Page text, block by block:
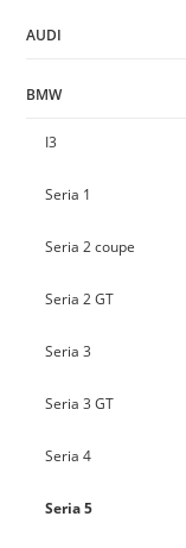
AUDI
BMW
I3
Seria 1
Seria 2 coupe
Seria 2 GT
Seria 3
Seria 3 GT
Seria 4
Seria 5